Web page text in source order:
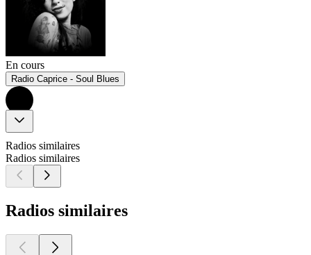
En cours
Radio Caprice - Soul Blues
Radios similaires
Radios similaires
Radios similaires